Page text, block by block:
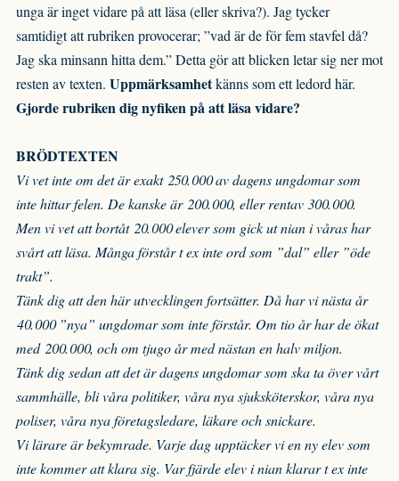
unga är inget vidare på att läsa (eller skriva?). Jag tycker
samtidigt att rubriken provocerar; ”vad är de för fem stavfel då?
Jag ska minsann hitta dem.” Detta gör att blicken letar sig ner mot
resten av texten. Uppmärksamhetkänns som ett ledord här.
Gjorde rubriken dig nyfiken på att läsa vidare?
BRÖDTEXTEN
Vi vet inte om det är exakt 250.000 av dagens ungdomar som
inte hittar felen. De kanske är 200.000, eller rentav 300.000.
Men vi vet att bortåt 20.000 elever som gick ut nian i våras har
svårt att läsa. Många förstår t ex inte ord som ”dal” eller ”öde
trakt”.
Tänk dig att den här utvecklingen fortsätter. Då har vi nästa år
40.000 ”nya” ungdomar som inte förstår. Om tio år har de ökat
med 200.000, och om tjugo år med nästan en halv miljon.
Tänk dig sedan att det är dagens ungdomar som ska ta över vårt
sammhälle, bli våra politiker, våra nya sjuksköterskor, våra nya
poliser, våra nya företagsledare, läkare och snickare.
Vi lärare är bekymrade. Varje dag upptäcker vi en ny elev som
inte kommer att klara sig. Var fjärde elev i nian klarar t ex inte